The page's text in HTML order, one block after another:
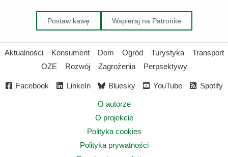
Postaw kawę Wspieraj na Patronite
Aktualności Konsument Dom Ogród Turystyka
Transport
OZE
Rozwój Zagrożenia Perpsektywy
Facebook LinkeIn Bluesky YouTube Spotify
O autorze
O projekcie
Polityka cookies
Polityka prywatności